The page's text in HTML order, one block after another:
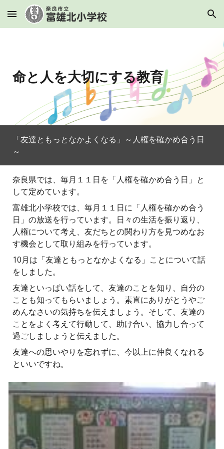
Skip to main content Skip to navigation
命と人を大切にする教育
「友達ともっとなかよくなる」～人権を確かめ合う日
～
奈良県では、毎月１１日を「人権を確かめ合う日」と
して定めています。
富雄北小学校では、毎月１１日に「人権を確かめ合う
日」の放送を行っています。日々の生活を振り返り、
人権について考え、友だちとの関わり方を見つめなお
す機会として取り組みを行っています。
10月は「友達ともっとなかよくなる」ことについて話
をしました。
友達といっぱい話をして、友達のことを知り、自分の
ことも知ってもらいましょう。素直にありがとうやご
めんなさいの気持ちを伝えましょう。そして、友達の
ことをよく考えて行動して、助け合い、協力し合って
過ごしましょうと伝えました。
友達への思いやりを忘れずに、今以上に仲良くなれる
といいですね。